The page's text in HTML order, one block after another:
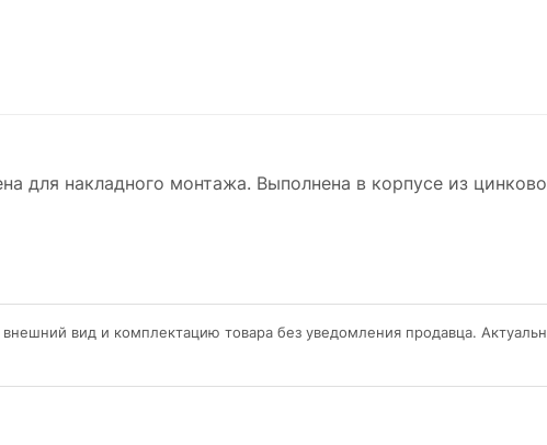
для накладного монтажа. Выполнена в корпусе из
вид и комплектацию товара без уведомления продавца.